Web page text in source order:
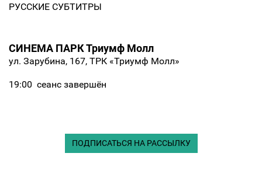
РУССКИЕ СУБТИТРЫ
СИНЕМА ПАРК Триумф Молл
ул. Зарубина, 167, ТРК «Триумф Молл»
19:00 сеанс завершён
ПОДПИСАТЬСЯ НА РАССЫЛКУ